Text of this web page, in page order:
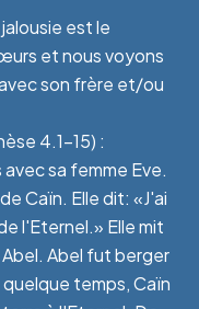
est le
et nous voyons
son frère et/ou
4.1-15) :
sa femme Eve.
Caïn. Elle dit: «J'ai
l'Eternel.» Elle mit
Abel fut berger
temps, Caïn